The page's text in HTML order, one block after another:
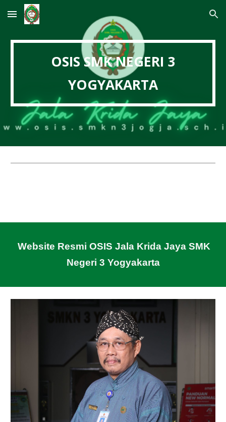
Skip to main content Skip to navigation
OSIS SMK NEGERI 3
YOGYAKARTA
Website Resmi OSIS Jala Krida Jaya SMK
Negeri 3 Yogyakarta